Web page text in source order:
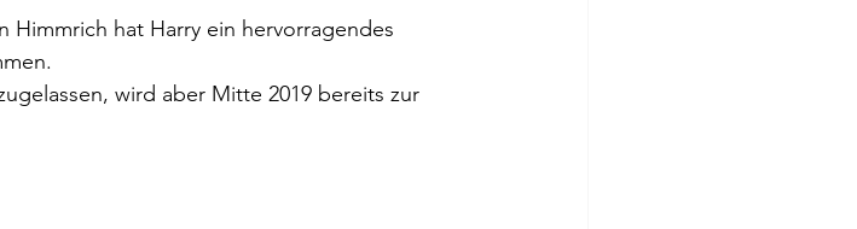
Himmrich hat Harry ein hervorragendes
wird aber Mitte 2019 bereits zur